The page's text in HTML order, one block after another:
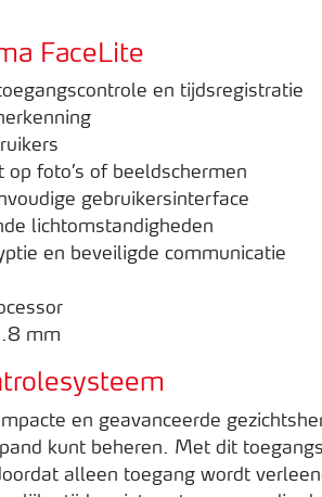
FaceLite
en tijdsregistratie
foto’s of beeldschermen
gebruikersinterface
lichtomstandigheden
en beveiligde communicatie
mm
en geavanceerde
kunt beheren. Met dit
alleen toegang wordt